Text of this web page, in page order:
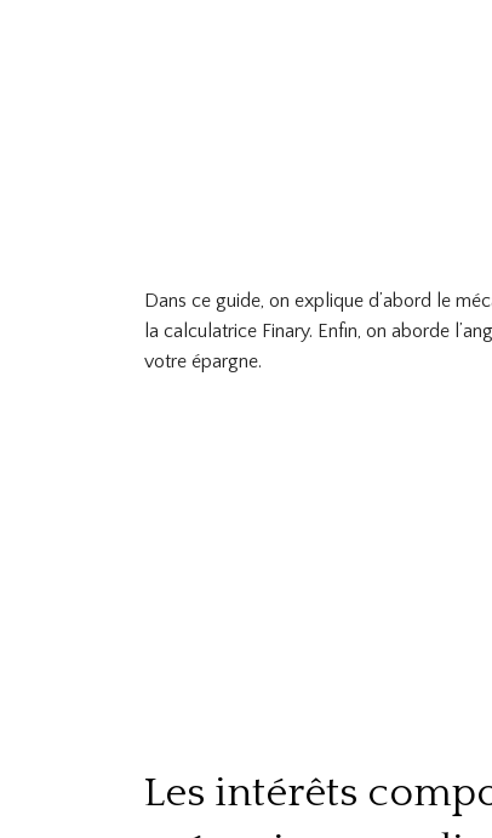
Dans ce guide, on explique d’abord le
la calculatrice Finary. Enfin, on aborde
votre épargne.
Les intérêts